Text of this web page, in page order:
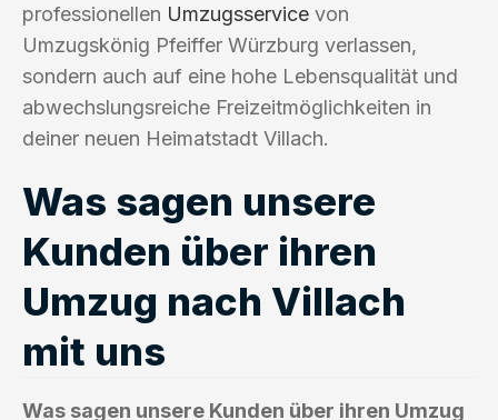
professionellen Umzugsservice von
Umzugskönig Pfeiffer Würzburg verlassen,
sondern auch auf eine hohe Lebensqualität und
abwechslungsreiche Freizeitmöglichkeiten in
deiner neuen Heimatstadt Villach.
Was sagen unsere
Kunden über ihren
Umzug nach Villach
mit uns
Was sagen unsere Kunden über ihren Umzug